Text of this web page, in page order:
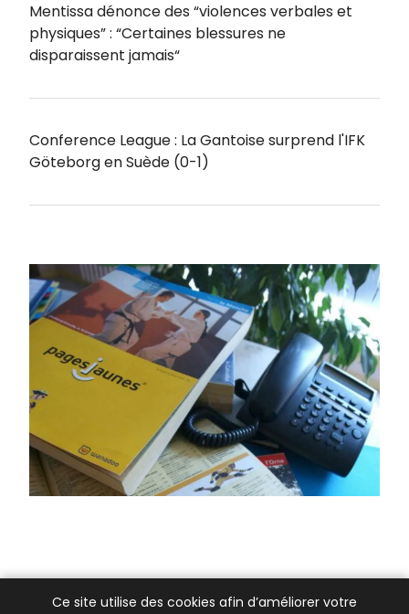
Mentissa dénonce des “violences verbales et
physiques” : “Certaines blessures ne
disparaissent jamais“
Conference League : La Gantoise surprend l'IFK
Göteborg en Suède (0-1)
Ce site utilise des cookies afin d’améliorer votre